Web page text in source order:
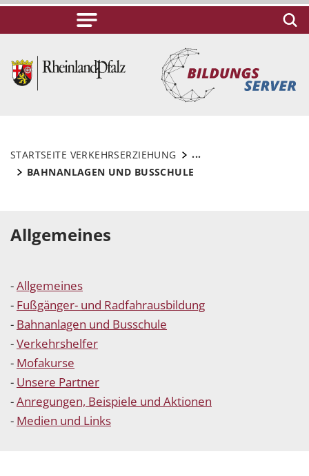
STARTSEITE VERKEHRSERZIEHUNG
...
BAHNANLAGEN UND BUSSCHULE
Allgemeines
-Allgemeines
- Fußgänger- und Radfahrausbildung
- Bahnanlagen und Busschule
-Verkehrshelfer
- Mofakurse
- Unsere Partner
-Anregungen, Beispiele und Aktionen
- Medien und Links